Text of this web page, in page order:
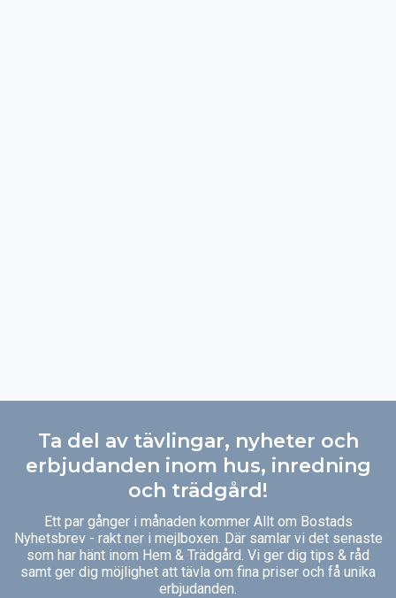
Ta del av tävlingar, nyheter och
erbjudanden inom hus, inredning
och trädgård!
Ett par gånger i månaden kommer Allt om Bostads
Nyhetsbrev - rakt ner i mejlboxen. Där samlar vi det senaste
som har hänt inom Hem & Trädgård. Vi ger dig tips & råd
samt ger dig möjlighet att tävla om fina priser och få unika
erbjudanden.